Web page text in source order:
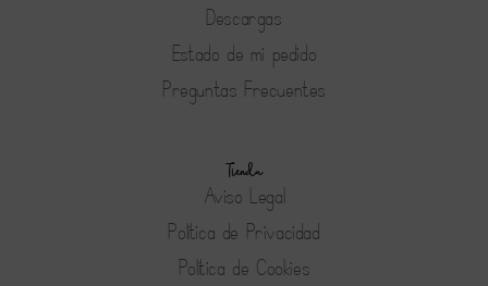
Descargas
Estado de mi pedido
Preguntas Frecuentes
Tienda
Aviso Legal
Política de Privacidad
Política de Cookies